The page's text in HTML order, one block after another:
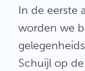
In de eerste
worden we
Schuijl op